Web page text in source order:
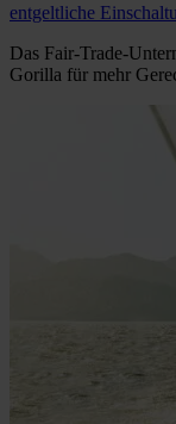
entgeltliche
Das Fair-Trade-
Gorilla für mehr